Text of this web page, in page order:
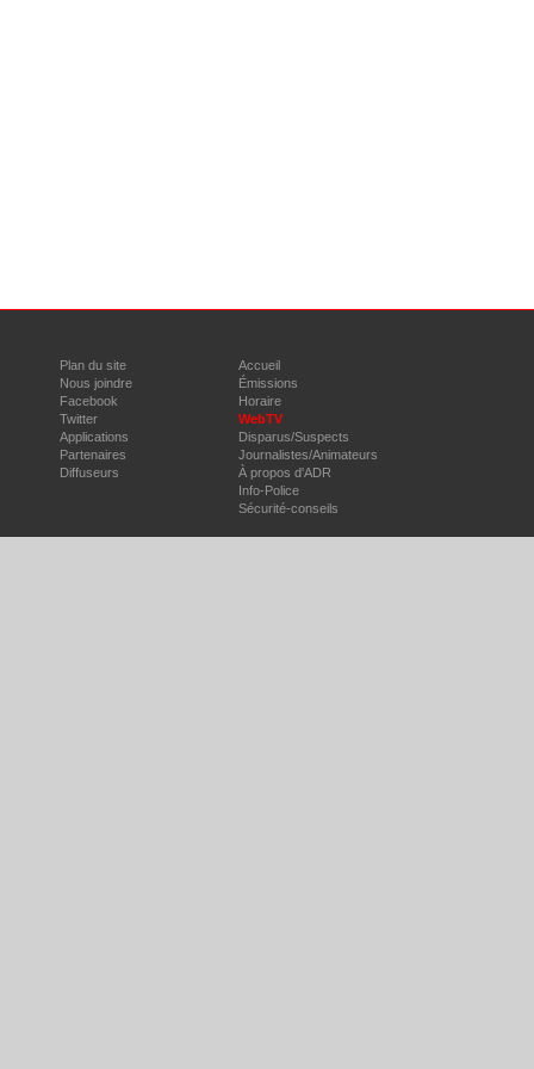
Plan du site
Nous joindre
Facebook
Twitter
Applications
Partenaires
Diffuseurs
Accueil
Émissions
Horaire
WebTV
Disparus/Suspects
Journalistes/Animateurs
À propos d'ADR
Info-Police
Sécurité-conseils